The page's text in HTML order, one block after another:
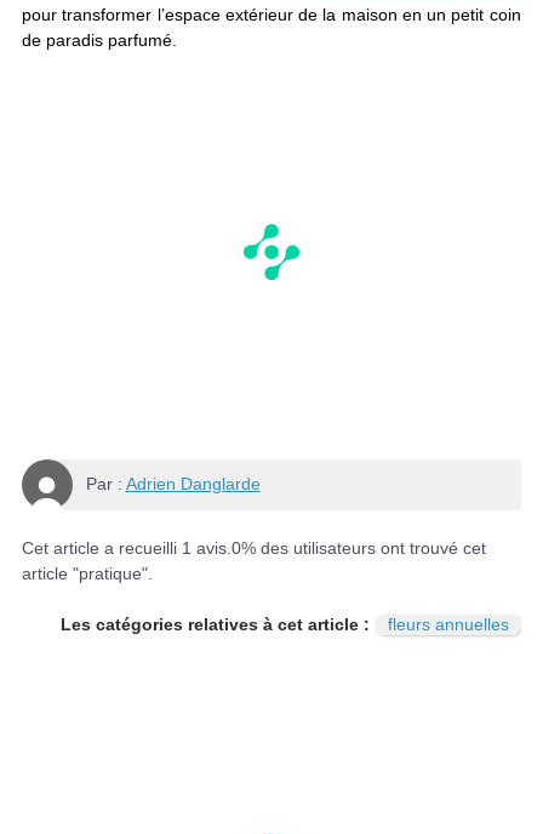
pour transformer l’espace extérieur de la maison en un petit coin
de paradis parfumé.
Par : Adrien Danglarde
Cet article a recueilli 1 avis. 0% des utilisateurs ont trouvé cet
article "pratique".
Les catégories relatives à cet article : fleurs annuelles